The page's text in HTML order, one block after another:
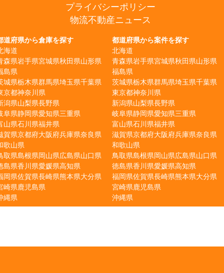
プライバシーポリシー
物流不動産ニュース
道府県から倉庫を探す
海道
森県岩手県宮城県秋田県山形県
島県
城県栃木県群馬県埼玉県千葉県
京都神奈川県
潟県山梨県長野県
阜県静岡県愛知県三重県
山県石川県福井県
賀県京都府大阪府兵庫県奈良県
歌山県
取県島根県岡山県広島県山口県
島県香川県愛媛県高知県
岡県佐賀県長崎県熊本県大分県
崎県鹿児島県
縄県
都道府県から案件を探す
北海道
青森県岩手県宮城県秋田県山形県
福島県
茨城県栃木県群馬県埼玉県千葉県
東京都神奈川県
新潟県山梨県長野県
岐阜県静岡県愛知県三重県
富山県石川県福井県
滋賀県京都府大阪府兵庫県奈良県
和歌山県
鳥取県島根県岡山県広島県山口県
徳島県香川県愛媛県高知県
福岡県佐賀県長崎県熊本県大分県
宮崎県鹿児島県
沖縄県